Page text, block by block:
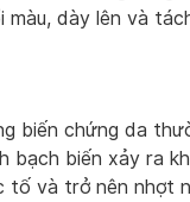
dày lên và
biến chứng da
bạch biến xảy ra
tố và trở nên nhợt